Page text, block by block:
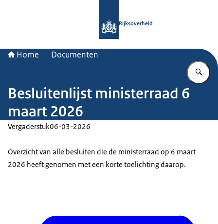
Rijksoverheid
Home Documenten
Besluitenlijst ministerraad 6
maart 2026
Vergaderstuk06-03-2026
Overzicht van alle besluiten die de ministerraad op 6 maart
2026 heeft genomen met een korte toelichting daarop.